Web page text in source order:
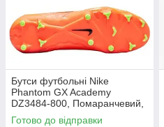
Бутси футбольні Nike
Phantom GX Academy
DZ3484-800, Помаранчевий,
Розмір (EU) - 39
Готово до відправки